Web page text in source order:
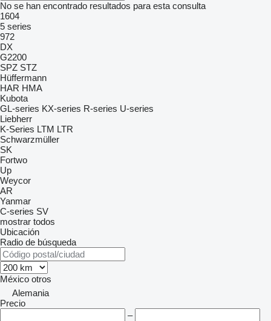
No se han encontrado resultados para esta consulta
1604
5 series
972
DX
G2200
SPZ STZ
Hüffermann
HAR HMA
Kubota
GL-series KX-series R-series U-series
Liebherr
K-Series LTM LTR
Schwarzmüller
SK
Fortwo
Up
Weycor
AR
Yanmar
C-series SV
mostrar todos
Ubicación
Radio de búsqueda
México otros
Alemania
Precio
–